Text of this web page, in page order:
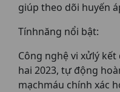
giúp theo dõi huyến
Tínhnăng nổi bật:
Công nghệ vi xửlý
hai 2023, tự động
mạchmáu chính xác